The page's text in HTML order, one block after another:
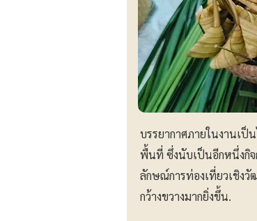
บรรยากาศภายในงานเป็
พื้นที่ ซึ่งนับเป็นอีกหนึ่งกิ
ลักษณ์การท่องเที่ยวเชิงวั
กว้างขวางมากยิ่งขึ้น.